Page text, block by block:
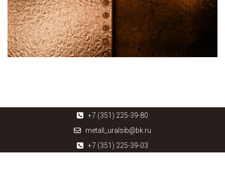
+7 (351) 225-39-80
metall_uralsib@bk.ru
+7 (351) 225-39-03